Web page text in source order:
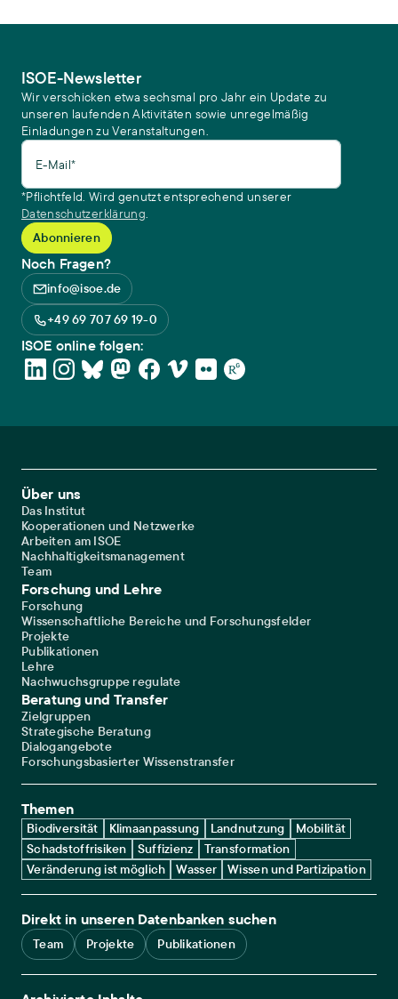
ISOE-Newsletter
Wir verschicken etwa sechsmal pro Jahr ein Update zu
unseren laufenden Aktivitäten sowie unregelmäßig
Einladungen zu Veranstaltungen.
E-Mail*
*Pflichtfeld. Wird genutzt entsprechend unserer
Datenschutzerklärung.
Noch Fragen?
info@isoe.de
+49 69 707 69 19-0
ISOE online folgen:
Footer Main Navigation
Über uns
Das Institut
Kooperationen und Netzwerke
Arbeiten am ISOE
Nachhaltigkeitsmanagement
Team
Forschung und Lehre
Forschung
Wissenschaftliche Bereiche und Forschungsfelder
Projekte
Publikationen
Lehre
Nachwuchsgruppe regulate
Beratung und Transfer
Zielgruppen
Strategische Beratung
Dialogangebote
Forschungsbasierter Wissenstransfer
Themen
Biodiversität Klimaanpassung Landnutzung
Mobilität
Schadstoffrisiken
Suffizienz
Transformation
Veränderung ist möglich
Wasser Wissen und Partizipation
Direkt in unseren Datenbanken suchen
Team Projekte Publikationen